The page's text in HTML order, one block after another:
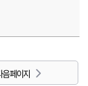
음 페이지